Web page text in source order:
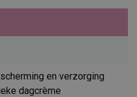
en verzorging
dagcrème